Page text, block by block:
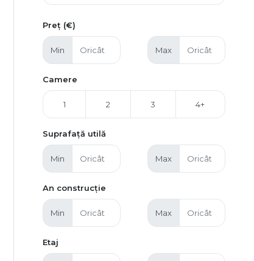
Preț (€)
Min Max
Camere
1 2 3 4+
Suprafață utilă
Min Max
An construcție
Min Max
Etaj